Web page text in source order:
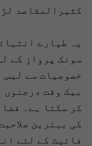
کثیرالمقاصد
یہ طیارے
سونک پرواز کے
خصوصیات سے لیس
بیک وقت
کر سکتا ہے۔
کی بہترین
فائیٹ کے لئے